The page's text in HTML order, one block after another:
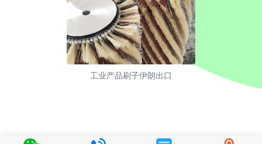
工业产品刷子伊朗出口